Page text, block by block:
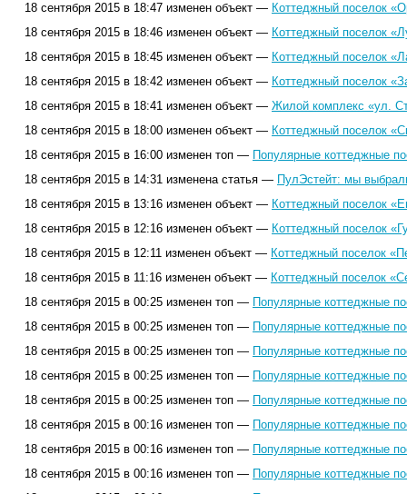
18 сентября 2015 в 18:47 изменен объект — Коттеджный поселок
18 сентября 2015 в 18:46 изменен объект — Коттеджный поселок
18 сентября 2015 в 18:45 изменен объект — Коттеджный поселок
18 сентября 2015 в 18:42 изменен объект — Коттеджный поселок
18 сентября 2015 в 18:41 изменен объект — Жилой комплекс «ул.
18 сентября 2015 в 18:00 изменен объект — Коттеджный поселок
18 сентября 2015 в 16:00 изменен топ — Популярные коттеджные
18 сентября 2015 в 14:31 изменена статья — ПулЭстейт: мы
18 сентября 2015 в 13:16 изменен объект — Коттеджный поселок
18 сентября 2015 в 12:16 изменен объект — Коттеджный поселок
18 сентября 2015 в 12:11 изменен объект — Коттеджный поселок
18 сентября 2015 в 11:16 изменен объект — Коттеджный поселок
18 сентября 2015 в 00:25 изменен топ — Популярные коттеджные
18 сентября 2015 в 00:25 изменен топ — Популярные коттеджные
18 сентября 2015 в 00:25 изменен топ — Популярные коттеджные
18 сентября 2015 в 00:25 изменен топ — Популярные коттеджные
18 сентября 2015 в 00:25 изменен топ — Популярные коттеджные
18 сентября 2015 в 00:16 изменен топ — Популярные коттеджные
18 сентября 2015 в 00:16 изменен топ — Популярные коттеджные
18 сентября 2015 в 00:16 изменен топ — Популярные коттеджные